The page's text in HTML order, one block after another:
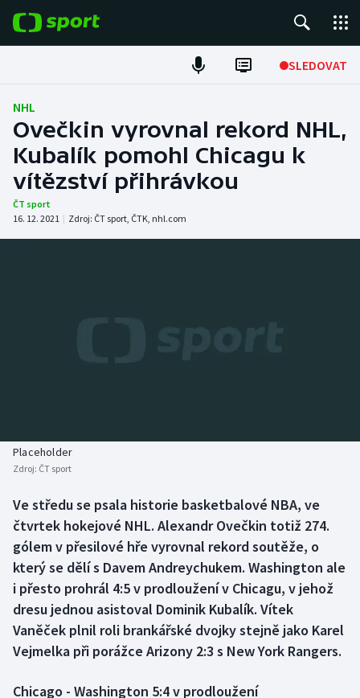
SLEDOVAT
Fotbal
Hokej
Tenis
Atletika
Biatlon
Box
Curling
Dostihy
Florbal
Aplikace ČT sport
NHL
Ovečkin vyrovnal rekord NHL,
Kubalík pomohl Chicagu k
vítězství přihrávkou
ČT sport
16. 12. 2021 | Zdroj: ČT sport, ČTK, nhl.com
Placeholder
Zdroj: ČT sport
Ve středu se psala historie basketbalové NBA, ve
čtvrtek hokejové NHL. Alexandr Ovečkin totiž 274.
gólem v přesilové hře vyrovnal rekord soutěže, o
který se dělí s Davem Andreychukem. Washington ale
i přesto prohrál 4:5 v prodloužení v Chicagu, v jehož
dresu jednou asistoval Dominik Kubalík. Vítek
Vaněček plnil roli brankářské dvojky stejně jako Karel
Vejmelka při porážce Arizony 2:3 s New York Rangers.
Chicago - Washington 5:4 v prodloužení